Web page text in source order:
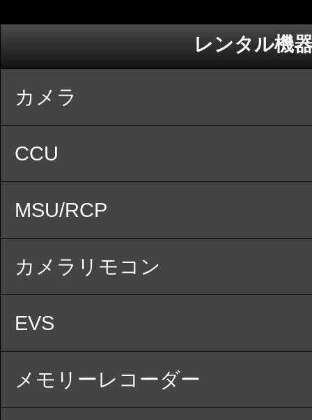
レンタル機
カメラ
CCU
MSU/RCP
カメラリモコン
EVS
メモリーレコーダー